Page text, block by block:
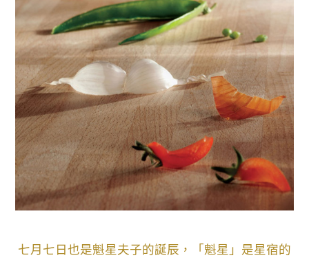
七月七日也是魁星夫子的誕辰，「魁星」是星宿的